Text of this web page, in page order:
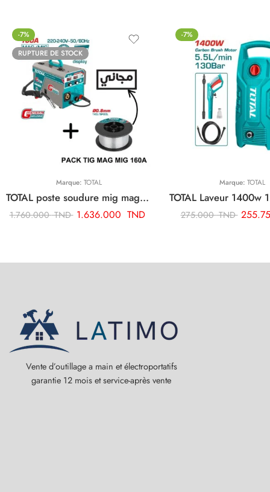
-7%
RUPTURE DE STOCK
Marque: TOTAL
TOTAL poste soudure mig mag 160a 220/240 inverter + Cadeaux Bobine fil TMGT1601
1.760.000TND 1.636.000 TND
-7%
Marque: TOTAL
275.000TND
Vente d’outillage a main et électroportatifs
garantie 12 mois et service-après vente